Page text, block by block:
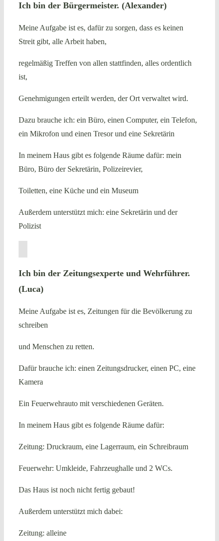
Ich bin der Bürgermeister. (Alexander)
Meine Aufgabe ist es, dafür zu sorgen, dass es keinen
Streit gibt, alle Arbeit haben,
regelmäßig Treffen von allen stattfinden, alles ordentlich
ist,
Genehmigungen erteilt werden, der Ort verwaltet wird.
Dazu brauche ich: ein Büro, einen Computer, ein Telefon,
ein Mikrofon und einen Tresor und eine Sekretärin
In meinem Haus gibt es folgende Räume dafür: mein
Büro, Büro der Sekretärin, Polizeirevier,
Toiletten, eine Küche und ein Museum
Außerdem unterstützt mich: eine Sekretärin und der
Polizist
Ich bin der Zeitungsexperte und Wehrführer.
(Luca)
Meine Aufgabe ist es, Zeitungen für die Bevölkerung zu
schreiben
und Menschen zu retten.
Dafür brauche ich: einen Zeitungsdrucker, einen PC, eine
Kamera
Ein Feuerwehrauto mit verschiedenen Geräten.
In meinem Haus gibt es folgende Räume dafür:
Zeitung: Druckraum, eine Lagerraum, ein Schreibraum
Feuerwehr: Umkleide, Fahrzeughalle und 2 WCs.
Das Haus ist noch nicht fertig gebaut!
Außerdem unterstützt mich dabei:
Zeitung: alleine